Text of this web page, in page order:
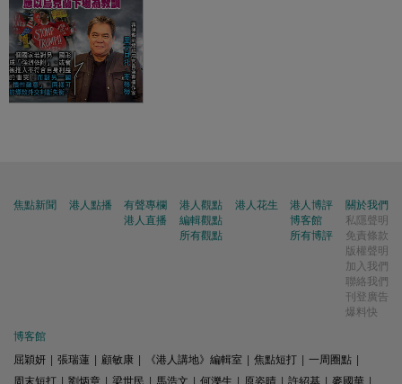
焦點新聞 港人點播
有聲專欄
港人直播
港人觀點
編輯觀點
所有觀點
港人花生
港人博評
博客館
所有博評
關於我們
私隱聲明
免責條款
版權聲明
加入我們
聯絡我們
刊登廣告
爆料快
博客館
屈穎妍
張瑞蓮 顧敏康 《港人講地》編輯室 焦點短打 一周圈點
周末短打
劉炳章 梁世民 馬浩文 何濼生 原姿晴 許紹基 麥國華